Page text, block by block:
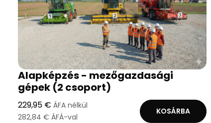
Alapképzés - mezőgazdasági
gépek (2 csoport)
229,95 € ÁFA nélkül
282,84 € ÁFÁ-val
KOSÁRBA